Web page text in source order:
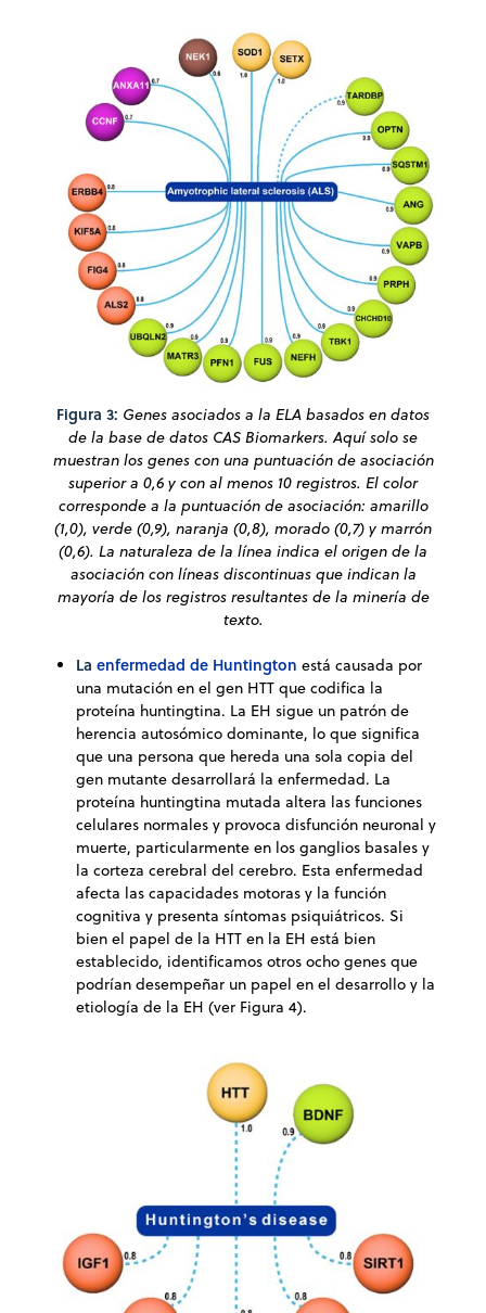
Figura 3: Genes asociados a la ELA basados en datos
de la base de datos CAS Biomarkers. Aquí solo se
muestran los genes con una puntuación de asociación
superior a 0,6 y con al menos 10 registros. El color
corresponde a la puntuación de asociación: amarillo
(1,0), verde (0,9), naranja (0,8), morado (0,7) y marrón
(0,6). La naturaleza de la línea indica el origen de la
asociación con líneas discontinuas que indican la
mayoría de los registros resultantes de la minería de
texto.
La enfermedad de Huntington está causada por
una mutación en el gen HTT que codifica la
proteína huntingtina. La EH sigue un patrón de
herencia autosómico dominante, lo que significa
que una persona que hereda una sola copia del
gen mutante desarrollará la enfermedad. La
proteína huntingtina mutada altera las funciones
celulares normales y provoca disfunción neuronal y
muerte, particularmente en los ganglios basales y
la corteza cerebral del cerebro. Esta enfermedad
afecta las capacidades motoras y la función
cognitiva y presenta síntomas psiquiátricos. Si
bien el papel de la HTT en la EH está bien
establecido, identificamos otros ocho genes que
podrían desempeñar un papel en el desarrollo y la
etiología de la EH (ver Figura 4).